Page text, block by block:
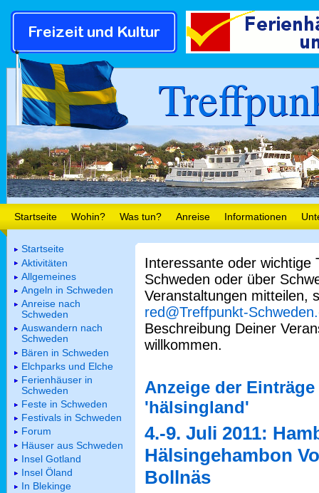
Startseite Wohin? Was tun? Anreise Informationen
Interessante oder wichtige
Schweden oder über
Veranstaltungen mitteilen,
red@Treffpunkt-
Beschreibung Deiner
willkommen.
Anzeige der
'hälsingland'
4.-9. Juli 2011:
Hälsingehambon
Bollnäs
Startseite
Aktivitäten
Allgemeines
Angeln in Schweden
Anreise nach
Schweden
Auswandern nach
Schweden
Bären in Schweden
Elchparks und Elche
Ferienhäuser in
Schweden
Feste in Schweden
Festivals in Schweden
Forum
Häuser aus Schweden
Insel Gotland
Insel Öland
In Blekinge